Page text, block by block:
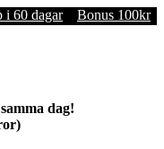
i 60 dagar Bonus 100kr
dag!